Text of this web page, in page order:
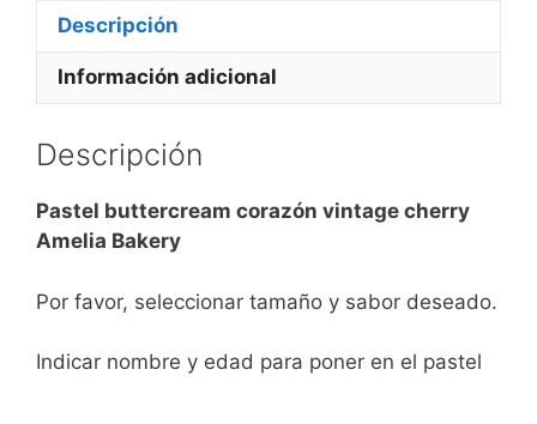
Descripción
Información adicional
Descripción
Pastel buttercream corazón vintage cherry
Amelia Bakery
Por favor, seleccionar tamaño y sabor deseado.
Indicar nombre y edad para poner en el pastel